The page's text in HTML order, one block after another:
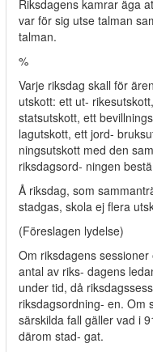
Riksdagens kamrar äga
var för sig utse talman
talman.
%
Varje riksdag skall för
utskott: ett ut-
statsutskott, ett
lagutskott, ett jord-
ningsutskott med den
riksdagsord- ningen
Å riksdag, som
stadgas, skola ej flera
(Föreslagen lydelse)
Om riksdagens
antal av riks- dagens
under tid, då
riksdagsordning- en. Om
särskilda fall gäller vad i
därom stad- gat.